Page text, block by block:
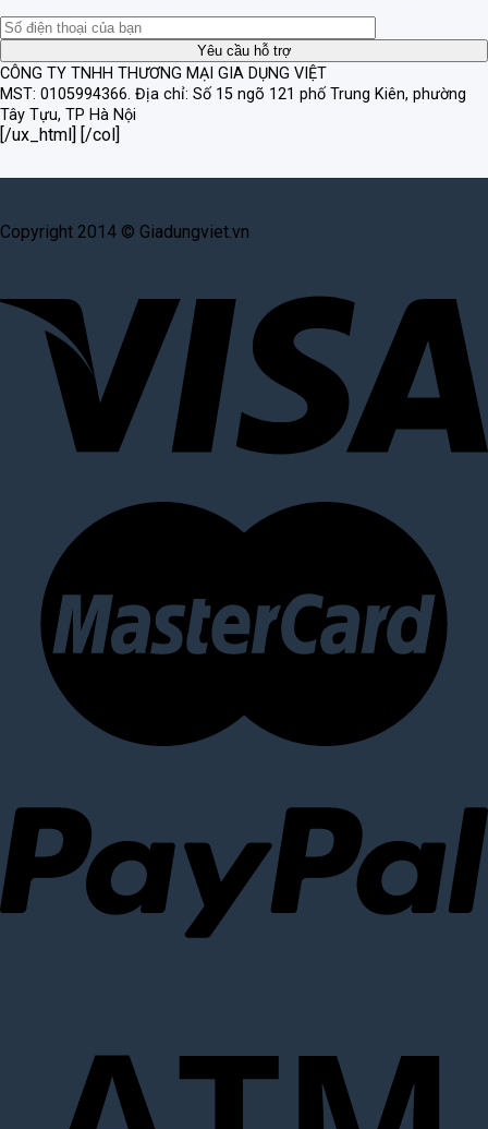
CÔNG TY TNHH THƯƠNG MẠI GIA DỤNG VIỆT
MST: 0105994366. Địa chỉ: Số 15 ngõ 121 phố Trung Kiên, phường
Tây Tựu, TP Hà Nội
[/ux_html] [/col]
Copyright 2014 © Giadungviet.vn